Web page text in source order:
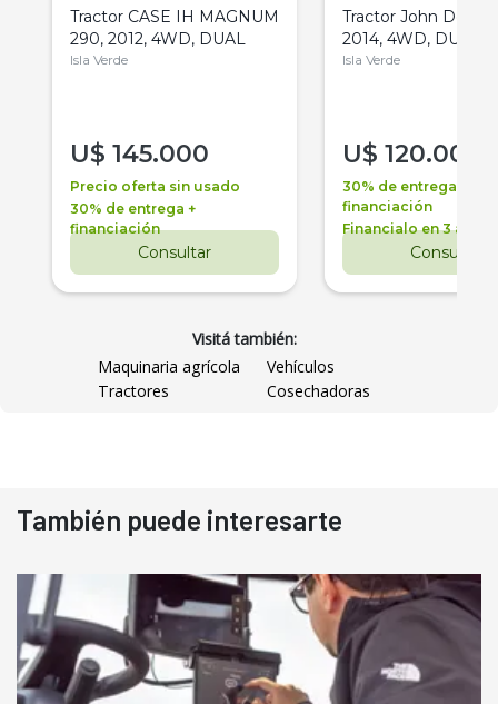
Tractor CASE IH MAGNUM
290, 2012, 4WD, DUAL
Isla Verde
U$ 145.000
Precio oferta sin usado
30% de entrega +
financiación
Consultar
Tractor John Deere
2014, 4WD, DUAL
Isla Verde
U$ 120.000
30% de entrega +
financiación
Financialo en 3 años
Consultar
Visitá también:
Maquinaria agrícola
Vehículos
Tractores
Cosechadoras
También puede interesarte